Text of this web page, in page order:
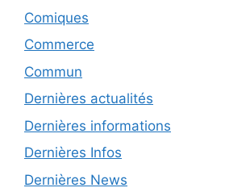
Comiques
Commerce
Commun
Dernières actualités
Dernières informations
Dernières Infos
Dernières News